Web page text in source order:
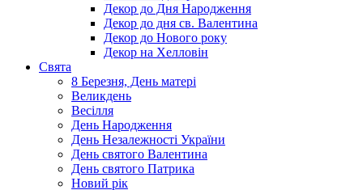
Декор до Дня Народження
Декор до дня св. Валентина
Декор до Нового року
Декор на Хелловін
Свята
8 Березня, День матері
Великдень
Весілля
День Народження
День Незалежності України
День святого Валентина
День святого Патрика
Новий рік